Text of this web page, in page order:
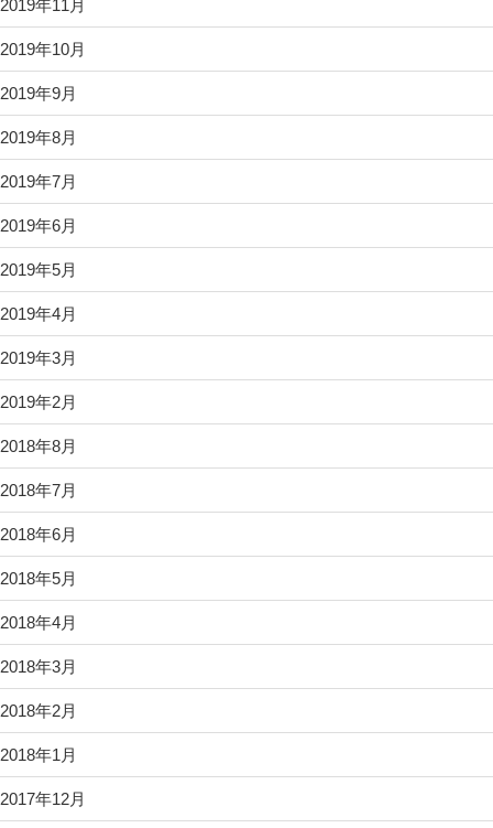
2019年11月
2019年10月
2019年9月
2019年8月
2019年7月
2019年6月
2019年5月
2019年4月
2019年3月
2019年2月
2018年8月
2018年7月
2018年6月
2018年5月
2018年4月
2018年3月
2018年2月
2018年1月
2017年12月